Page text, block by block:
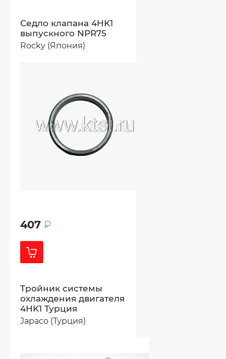
Седло клапана 4HK1
выпускного NPR75
Rocky (Япония)
407 ₽
Тройник системы
охлаждения двигателя
4НK1 Турция
Japaco (Турция)